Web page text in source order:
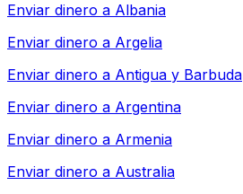
Enviar dinero a Albania
Enviar dinero a Argelia
Enviar dinero a Antigua y Barbuda
Enviar dinero a Argentina
Enviar dinero a Armenia
Enviar dinero a Australia